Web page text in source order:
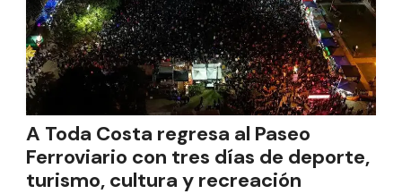
A Toda Costa regresa al Paseo
Ferroviario con tres días de deporte,
turismo, cultura y recreación